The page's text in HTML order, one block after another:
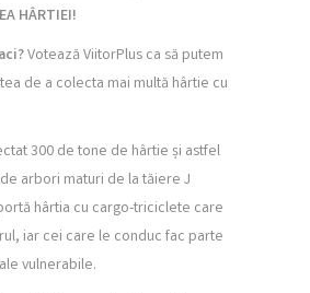
HÂRTIEI!
Votează ViitorPlus ca să putem
de a colecta mai multă hârtie cu
300 de tone de hârtie și astfel
arbori maturi de la tăiere J
hârtia cu cargo-triciclete care
iar cei care le conduc fac parte
vulnerabile.